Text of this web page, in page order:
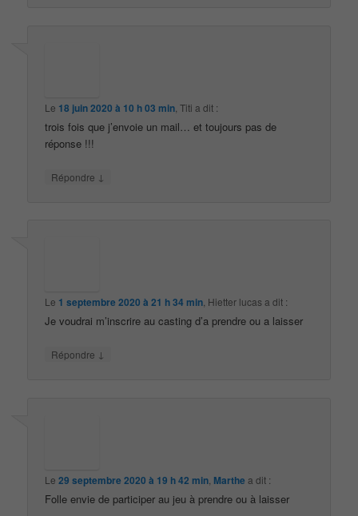
Le 18 juin 2020 à 10 h 03 min ,Titi a dit :
trois fois que j’envoie un mail… et toujours pas de
réponse !!!
Répondre ↓
Le 1 septembre 2020 à 21 h 34 min Hietter lucas a dit :
Je voudrai m’inscrire au casting d’a prendre ou a laisser
Répondre ↓
Le29 septembre 2020 à 19 h 42 min Marthe a dit :
Folle envie de participer au jeu à prendre ou à laisser